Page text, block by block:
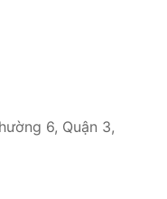
6, Quận 3,